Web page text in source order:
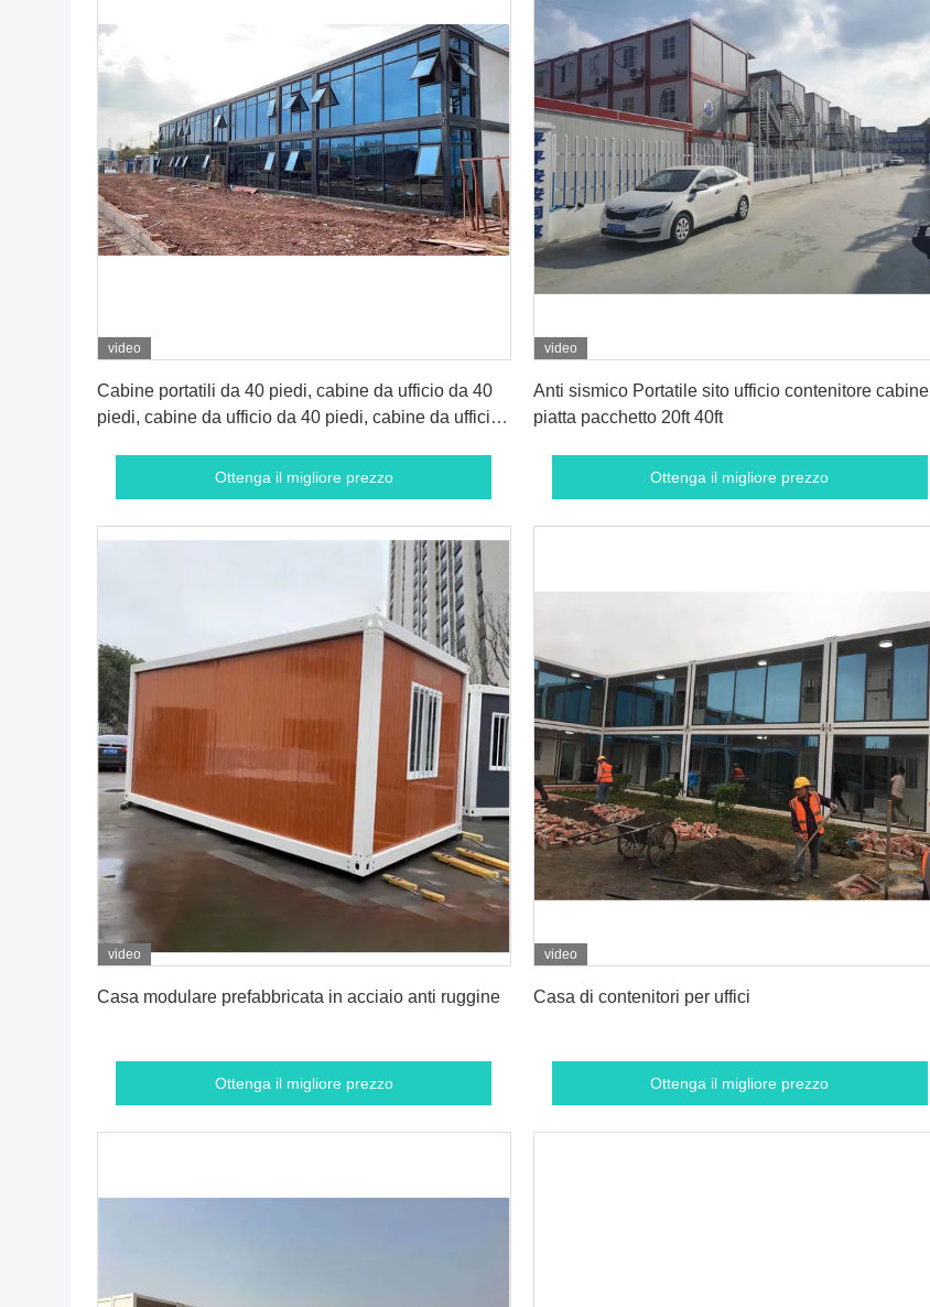
video
Cabine portatili da 40 piedi, cabine da ufficio da 40
piedi, cabine da ufficio da 40 piedi, cabine da ufficio
Ottenga il migliore prezzo
video
Anti sismico Portatile sito ufficio contenitore cabine
piatta pacchetto 20ft 40ft
Ottenga il migliore prezzo
video
Casa modulare prefabbricata in acciaio anti ruggine
Ottenga il migliore prezzo
video
Casa di contenitori per uffici
Ottenga il migliore prezzo